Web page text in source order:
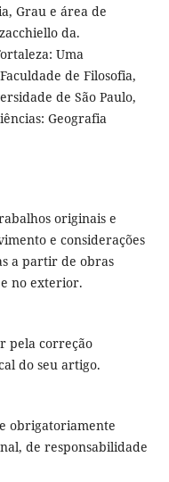
Grau e área de
da.
Uma
de Filosofia,
de São Paulo,
Geografia
originais e
e considerações
a partir de obras
no exterior.
pela correção
do seu artigo.
obrigatoriamente
de responsabilidade